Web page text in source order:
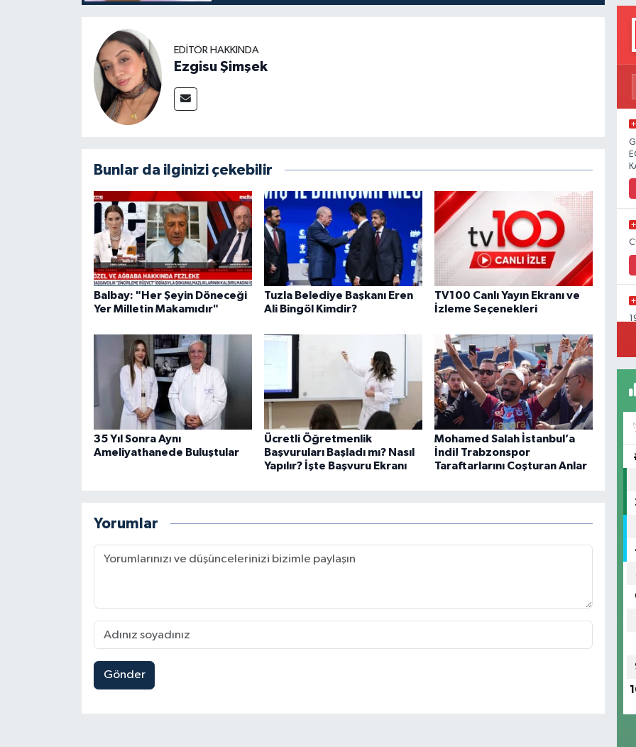
EDITÖR HAKKINDA
Ezgisu Şimşek
Bunlar da ilginizi çekebilir
Balbay: "Her Şeyin Döneceği
Yer Milletin Makamıdır"
Tuzla Belediye Başkanı Eren
Ali Bingöl Kimdir?
TV100 Canlı Yayın Ekranı ve
İzleme Seçenekleri
35 Yıl Sonra Aynı
Ameliyathanede Buluştular
Ücretli Öğretmenlik
Başvuruları Başladı mı? Nasıl
Yapılır? İşte Başvuru Ekranı
Mohamed Salah İstanbul’a
İndi! Trabzonspor
Taraftarlarını Coşturan Anlar
Yorumlar
Gönder